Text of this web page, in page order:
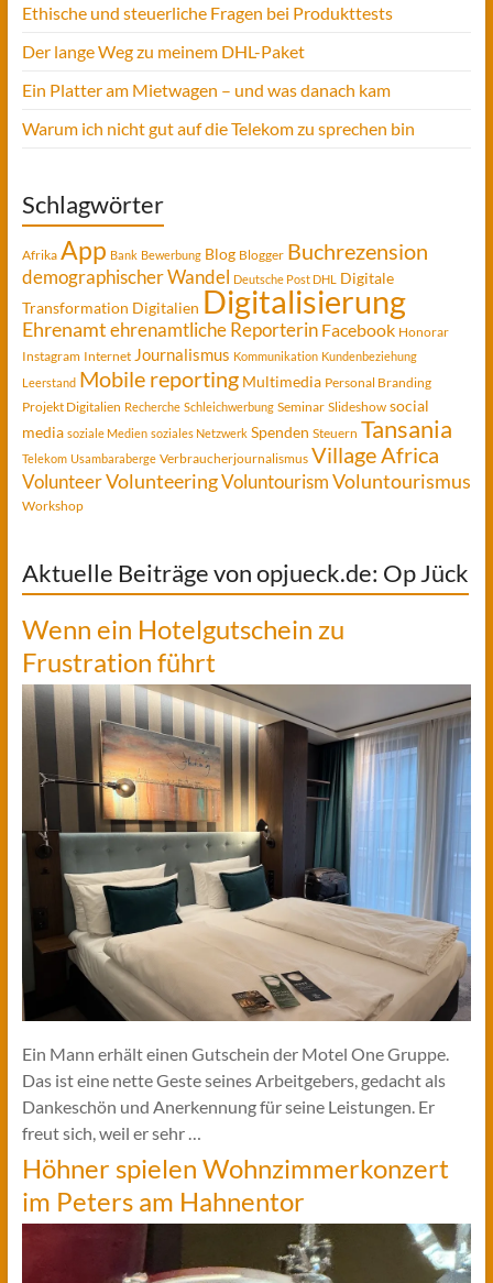
Ethische und steuerliche Fragen bei Produkttests
Der lange Weg zu meinem DHL-Paket
Ein Platter am Mietwagen – und was danach kam
Warum ich nicht gut auf die Telekom zu sprechen bin
Schlagwörter
Afrika App Bank Bewerbung Blog Blogger Buchrezension
demographischer Wandel Deutsche Post DHL
Digitale
Transformation Digitalien Digitalisierung
Ehrenamtehrenamtliche Reporterin Facebook Honorar
Instagram Internet Journalismus Kommunikation Kundenbeziehung
Leerstand Mobile reporting Multimedia Personal Branding
Projekt Digitalien Recherche Schleichwerbung Seminar Slideshow social
media soziale Medien soziales Netzwerk Spenden Steuern Tansania
Telekom Usambaraberge Verbraucherjournalismus Village Africa
VolunteerVolunteeringVoluntourismVoluntourismus
Workshop
Aktuelle Beiträge von opjueck.de: Op Jück
Wenn ein Hotelgutschein zu
Frustration führt
Ein Mann erhält einen Gutschein der Motel One Gruppe.
Das ist eine nette Geste seines Arbeitgebers, gedacht als
Dankeschön und Anerkennung für seine Leistungen. Er
freut sich, weil er sehr …
Höhner spielen Wohnzimmerkonzert
im Peters am Hahnentor